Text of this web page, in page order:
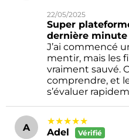
22/05/2025
Super
dernière minute
J’ai commencé
mentir, mais les
vraiment sauvé.
comprendre, et
s’évaluer
A
★★★★★
Adel
Vérifié